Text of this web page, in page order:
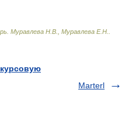
Муравлева Н.В., Муравлева Е.Н.
Marterl